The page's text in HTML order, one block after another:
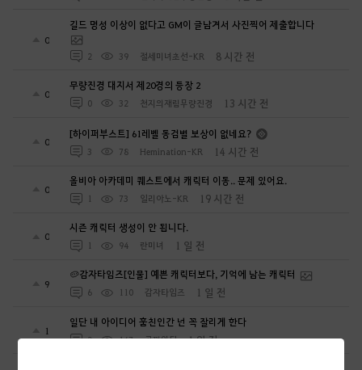
0
길드 명성 이상이 없다고 GM이 글남겨서 사진찍어 제출합니다
2 39 절세미녀초선-KR 8 시간 전
0
무량진경 대지서 제20경의 등장 2
0 32 천지의재림무량진경 13 시간 전
0
[하이퍼부스트] 61레벨 동검별 보상이 없네요?
3 78 Hemination-KR 14 시간 전
0
올비아 아카데미 퀘스트에서 캐릭터 이동.. 문제 있어요.
1 73 일리아노-KR 19 시간 전
0
시즌 캐릭터 생성이 안 됩니다.
1 94 란미녀 1 일 전
9
🥔감자타임즈[인물] 예쁜 캐릭터보다, 기억에 남는 캐릭터
6 110 감자타임즈 1 일 전
1
일단 내 아이디어 훔친인간 넌 꼭 잘리게 한다
2 147 공짜안됨 1 일 전